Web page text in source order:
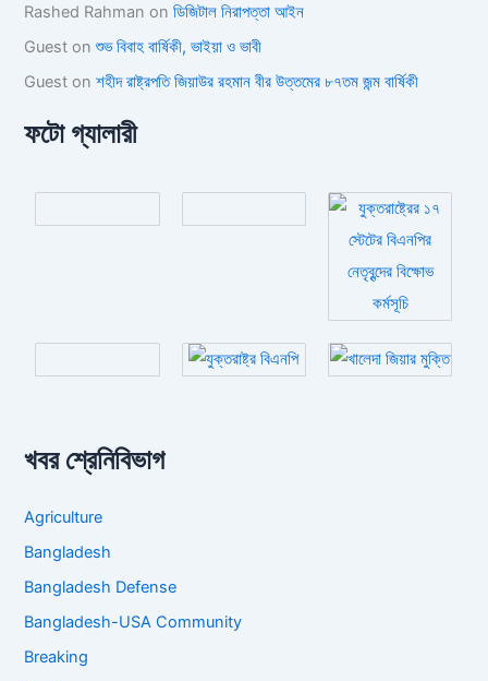
Rashed Rahman onডিজিটাল নিরাপত্তা আইন
Guest onশুভ বিবাহ বার্ষিকী, ভাইয়া ও ভাবী
Guest onশহীদ রাষ্ট্রপতি জিয়াউর রহমান বীর উত্তমের ৮৭তম জন্ম বার্ষিকী
ফটো গ্যালারী
খবর শ্রেনিবিভাগ
Agriculture
Bangladesh
Bangladesh Defense
Bangladesh-USA Community
Breaking